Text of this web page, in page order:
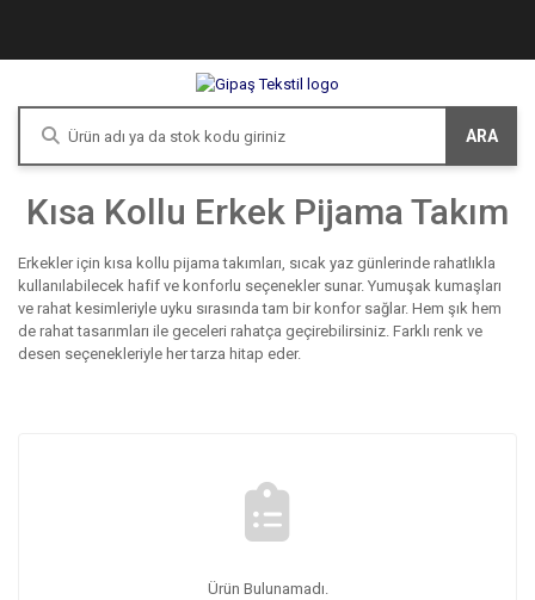
ARA
Kısa Kollu Erkek Pijama Takım
Erkekler için kısa kollu pijama takımları, sıcak yaz günlerinde rahatlıkla
kullanılabilecek hafif ve konforlu seçenekler sunar. Yumuşak kumaşları
ve rahat kesimleriyle uyku sırasında tam bir konfor sağlar. Hem şık hem
de rahat tasarımları ile geceleri rahatça geçirebilirsiniz. Farklı renk ve
desen seçenekleriyle her tarza hitap eder.
Ürün Bulunamadı.